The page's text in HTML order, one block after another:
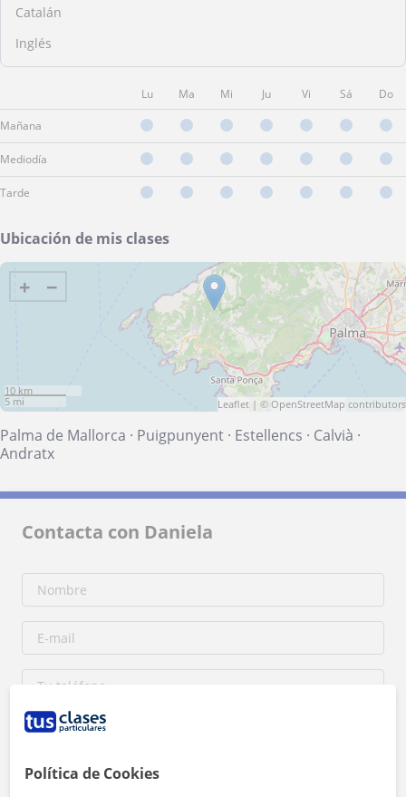
Catalán
Inglés
Lu Ma Mi Ju Vi Sá Do
Mañana
Mediodía
Tarde
Ubicación de mis clases
+ −
10 km
5 mi
Leaflet | © OpenStreetMap contributors
Palma de Mallorca · Puigpunyent · Estellencs · Calvià ·
Andratx
Contacta con Daniela
Política de Cookies